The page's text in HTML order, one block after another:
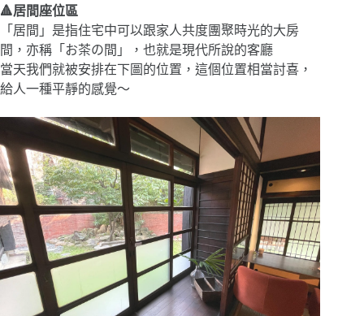
🔺居間座位區
「居間」是指住宅中可以跟家人共度團聚時光的大房
間，亦稱「お茶の間」，也就是現代所說的客廳
當天我們就被安排在下圖的位置，這個位置相當討喜，
給人一種平靜的感覺～